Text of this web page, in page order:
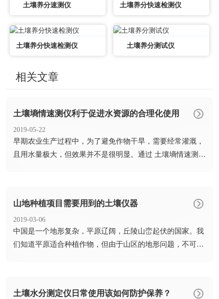
土壤养分速测仪 土壤养分快速检测仪
土壤养分快速检测仪 土壤养分测试仪
相关文章
土壤墒情速测仪利于促进水资源的合理化使用
2019-05-22
​早期农业生产过程中，为了避免作物干旱，需要经常灌溉，
且用水量极大，但效果并不是很明显。通过 土壤墒情速测仪
山地种植项目需要用到的土壤仪器
2019-03-06
​中国是一个地形复杂，平原辽阔，丘陵山峦起伏的国家。我
们知道平原适合种植作物，但由于山区的地形问题，不可能
土壤水分测定仪日常使用该如何防护保养？